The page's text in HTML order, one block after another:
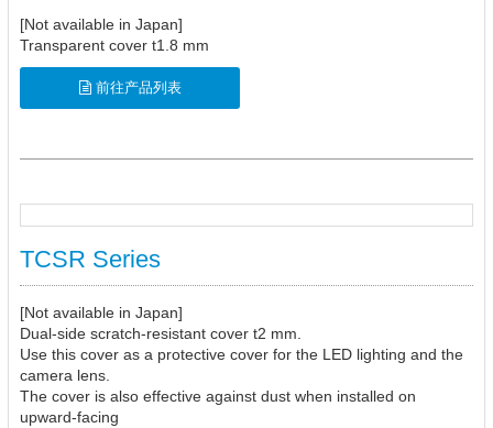
[Not available in Japan]
Transparent cover t1.8 mm
前往产品列表
TCSR Series
[Not available in Japan]
Dual-side scratch-resistant cover t2 mm.
Use this cover as a protective cover for the LED lighting and the
camera lens.
The cover is also effective against dust when installed on
upward-facing